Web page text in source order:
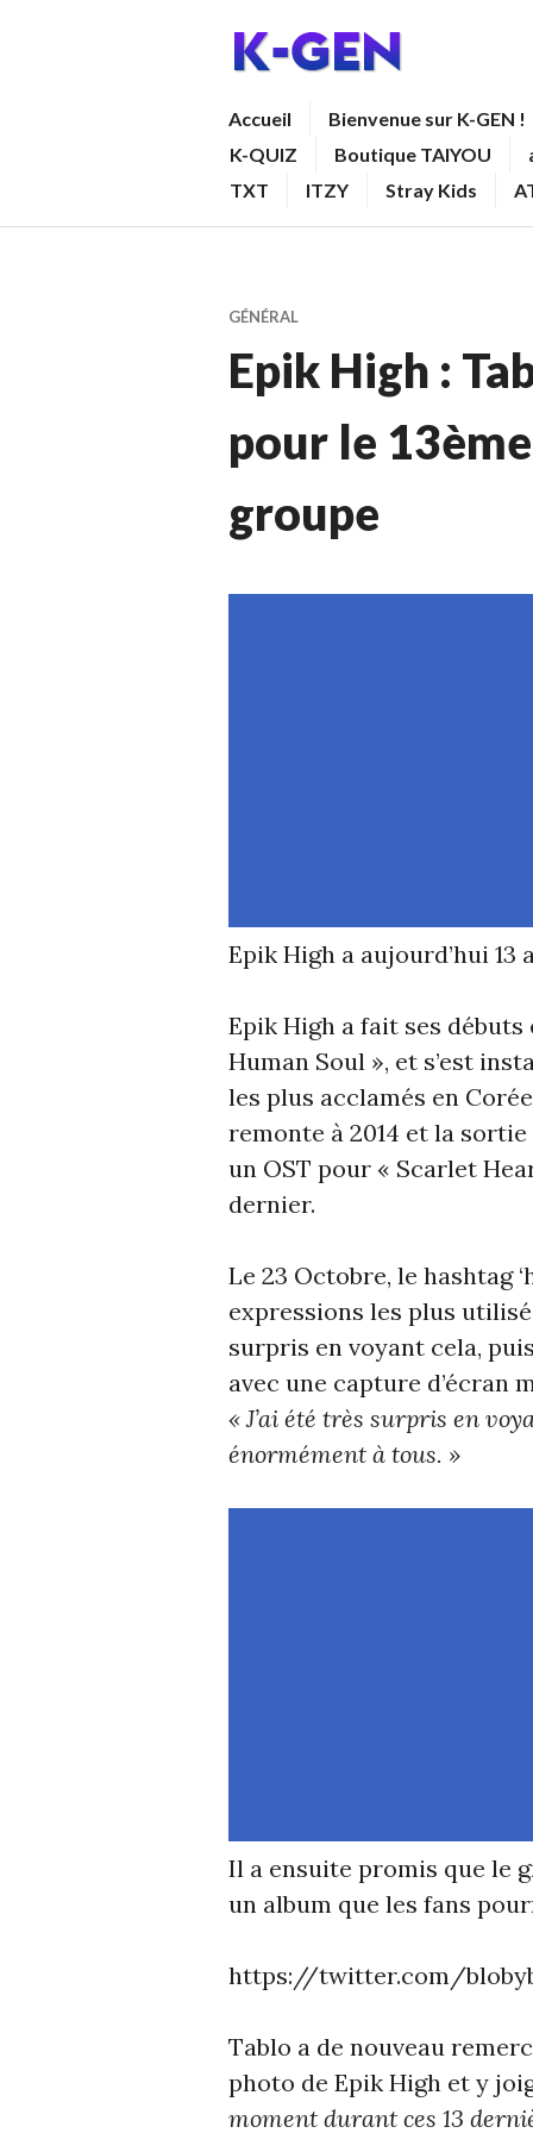
Accueil
Bienvenue sur K-GEN !
K-QUIZ
Boutique TAIYOU
TXT
ITZY Stray Kids
GÉNÉRAL
Epik High :
pour le
groupe
Epik High a aujourd’hui 13
Epik High a fait ses
Human Soul », et s’est
les plus acclamés en
remonte à 2014 et la sortie
un OST pour « Scarlet
dernier.
Le 23 Octobre, le hashtag
expressions les plus
surpris en voyant cela,
avec une capture d’écran
« J’ai été très surpris en
énormément à tous. »
Il a ensuite promis que le
un album que les fans
https://twitter.com/
Tablo a de nouveau
photo de Epik High et y
moment durant ces 13